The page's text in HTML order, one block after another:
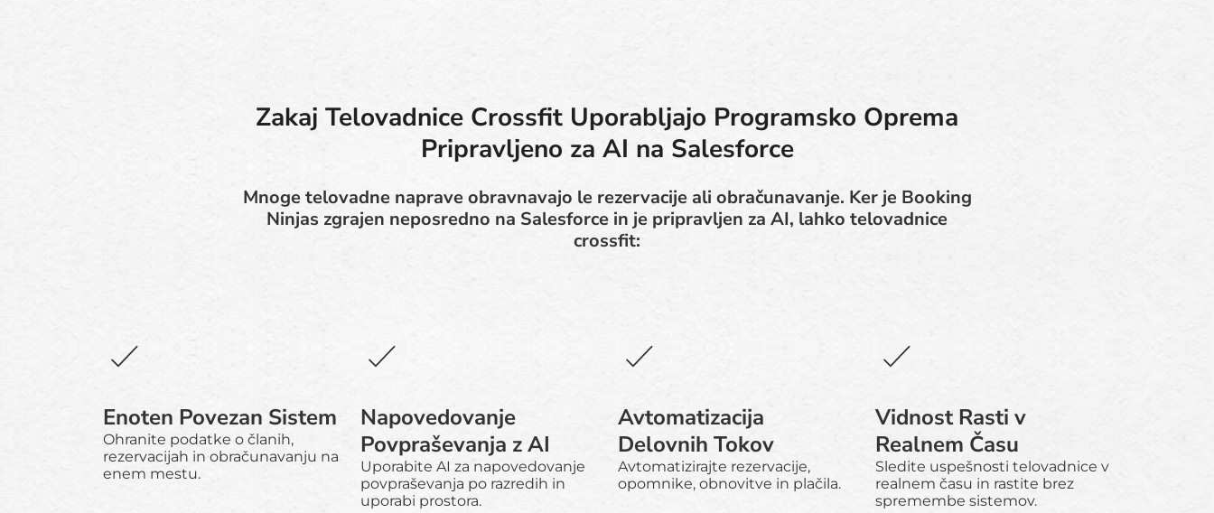
Zakaj Telovadnice Crossfit Uporabljajo Programsko Oprema
Pripravljeno za AI na Salesforce
Mnoge telovadne naprave obravnavajo le rezervacije ali obračunavanje. Ker je Booking
Ninjas zgrajen neposredno na Salesforce in je pripravljen za AI, lahko telovadnice
crossfit:
Enoten Povezan Sistem
Ohranite podatke o članih,
rezervacijah in obračunavanju na
enem mestu.
Napovedovanje
Povpraševanja z AI
Uporabite AI za napovedovanje
povpraševanja po razredih in
uporabi prostora.
Avtomatizacija
Delovnih Tokov
Avtomatizirajte rezervacije,
opomnike, obnovitve in plačila.
Vidnost Rasti v
Realnem Času
Sledite uspešnosti telovadnice v
realnem času in rastite brez
spremembe sistemov.